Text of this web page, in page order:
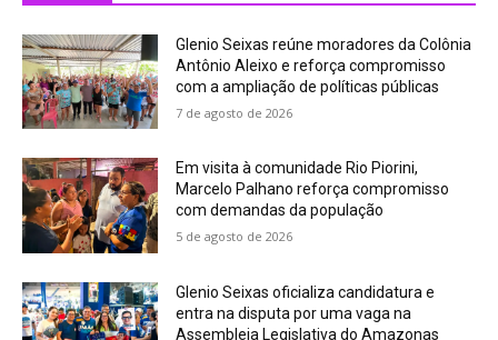
Glenio Seixas reúne moradores da Colônia
Antônio Aleixo e reforça compromisso
com a ampliação de políticas públicas
7 de agosto de 2026
Em visita à comunidade Rio Piorini,
Marcelo Palhano reforça compromisso
com demandas da população
5 de agosto de 2026
Glenio Seixas oficializa candidatura e
entra na disputa por uma vaga na
Assembleia Legislativa do Amazonas